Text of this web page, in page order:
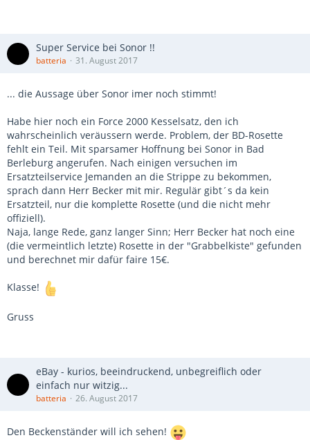
Super Service bei Sonor !!
batteria 31. August 2017
... die Aussage über Sonor imer noch stimmt!
Habe hier noch ein Force 2000 Kesselsatz, den ich
wahrscheinlich veräussern werde. Problem, der BD-Rosette
fehlt ein Teil. Mit sparsamer Hoffnung bei Sonor in Bad
Berleburg angerufen. Nach einigen versuchen im
Ersatzteilservice Jemanden an die Strippe zu bekommen,
sprach dann Herr Becker mit mir. Regulär gibt´s da kein
Ersatzteil, nur die komplette Rosette (und die nicht mehr
offiziell).
Naja, lange Rede, ganz langer Sinn; Herr Becker hat noch eine
(die vermeintlich letzte) Rosette in der "Grabbelkiste" gefunden
und berechnet mir dafür faire 15€.
Klasse!
Gruss
eBay - kurios, beeindruckend, unbegreiflich oder
einfach nur witzig...
batteria 26. August 2017
Den Beckenständer will ich sehen!